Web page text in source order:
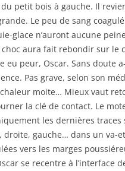
petit bois à gauche. Il
Le peu de sang
glace n’auront aucune
aura fait rebondir sur le
eu peur, Oscar. Sans doute
Pas grave, selon son
moite… Mieux vaut
la clé de contact. Le
les dernières
droite, gauche… dans un va-
vers les marges
se recentre à l’interface